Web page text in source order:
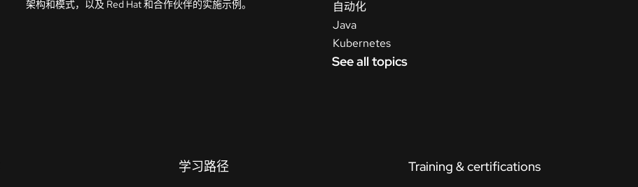
架构和模式，以及 Red Hat 和合作伙伴的实施示例。
自动化
Java
Kubernetes
See all topics
学习路径 Training & certifications